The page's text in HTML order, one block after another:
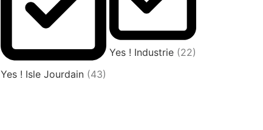
Yes ! Isle Jourdain (43)
Yes ! Industrie (22)